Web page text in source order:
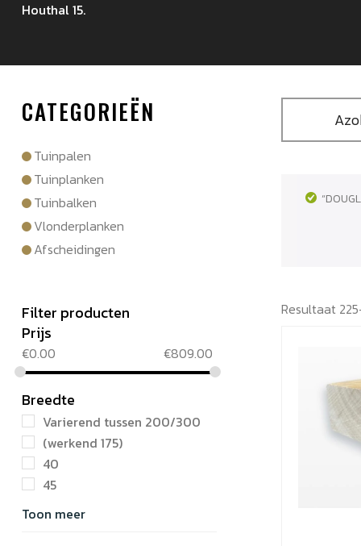
Houthal 15.
CATEGORIEËN
Tuinpalen
Tuinplanken
Tuinbalken
Vlonderplanken
Afscheidingen
Filter producten
Prijs
€0.00 €809.00
Breedte
Varierend tussen 200/300
(werkend 175)
40
45
Toon meer
Resultaat